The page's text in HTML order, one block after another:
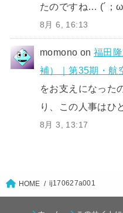
たのですね… (´；
8月 6, 16:13
momono on福田
補）｜第35期・航
をお支えになった
り、この人事はひ
8月 3, 13:17
HOME ij170627a001